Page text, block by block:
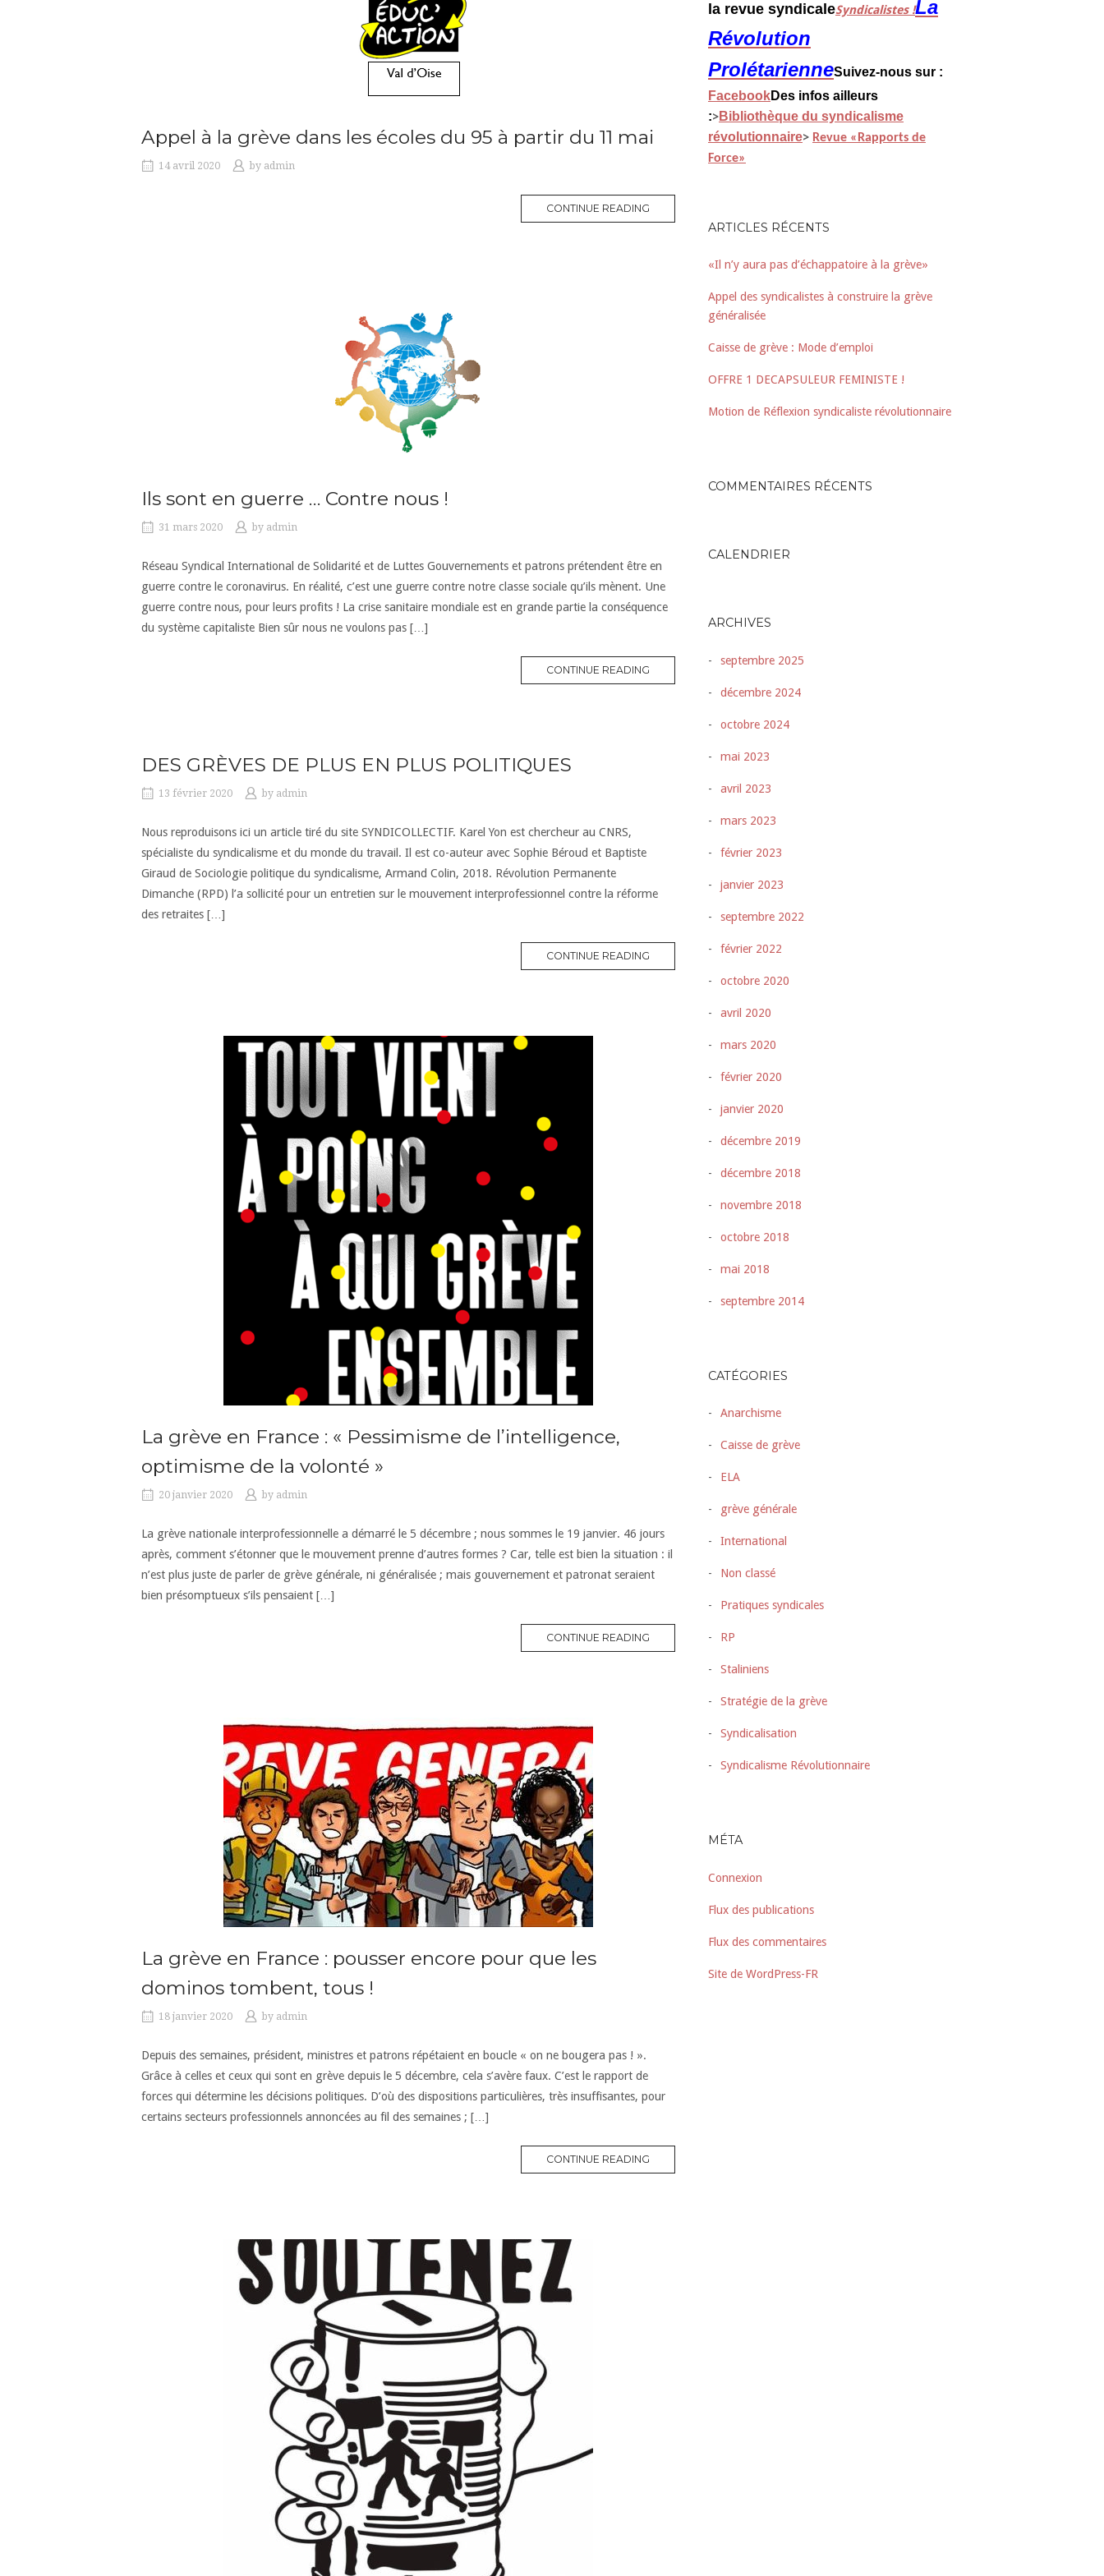
Appel à la grève dans les écoles du 95 à partir du 11 mai
14 avril 2020 by admin
CONTINUE READING
Ils sont en guerre … Contre nous !
31 mars 2020 by admin
Réseau Syndical International de Solidarité et de Luttes Gouvernements et patrons prétendent être en
guerre contre le coronavirus. En réalité, c’est une guerre contre notre classe sociale qu’ils mènent. Une
guerre contre nous, pour leurs profits ! La crise sanitaire mondiale est en grande partie la conséquence
du système capitaliste Bien sûr nous ne voulons pas […]
CONTINUE READING
DES GRÈVES DE PLUS EN PLUS POLITIQUES
13 février 2020 by admin
Nous reproduisons ici un article tiré du site SYNDICOLLECTIF. Karel Yon est chercheur au CNRS,
spécialiste du syndicalisme et du monde du travail. Il est co-auteur avec Sophie Béroud et Baptiste
Giraud de Sociologie politique du syndicalisme, Armand Colin, 2018. Révolution Permanente
Dimanche (RPD) l’a sollicité pour un entretien sur le mouvement interprofessionnel contre la réforme
des retraites […]
CONTINUE READING
La grève en France : « Pessimisme de l’intelligence,
optimisme de la volonté »
20 janvier 2020 by admin
La grève nationale interprofessionnelle a démarré le 5 décembre ; nous sommes le 19 janvier. 46 jours
après, comment s’étonner que le mouvement prenne d’autres formes ? Car, telle est bien la situation : il
n’est plus juste de parler de grève générale, ni généralisée ; mais gouvernement et patronat seraient
bien présomptueux s’ils pensaient […]
CONTINUE READING
La grève en France : pousser encore pour que les
dominos tombent, tous !
18 janvier 2020 by admin
Depuis des semaines, président, ministres et patrons répétaient en boucle « on ne bougera pas ! ».
Grâce à celles et ceux qui sont en grève depuis le 5 décembre, cela s’avère faux. C’est le rapport de
forces qui détermine les décisions politiques. D’où des dispositions particulières, très insuffisantes, pour
certains secteurs professionnels annoncées au fil des semaines ; […]
CONTINUE READING
la revue syndicaleSyndicalistes !La
Révolution
ProlétarienneSuivez-nous sur :
FacebookDes infos ailleurs
:>Bibliothèque du syndicalisme
révolutionnaire> Revue «Rapports de
Force»
ARTICLES RÉCENTS
«Il n’y aura pas d’échappatoire à la grève»
Appel des syndicalistes à construire la grève
généralisée
Caisse de grève : Mode d’emploi
OFFRE 1 DECAPSULEUR FEMINISTE !
Motion de Réflexion syndicaliste révolutionnaire
COMMENTAIRES RÉCENTS
CALENDRIER
ARCHIVES
septembre 2025
décembre 2024
octobre 2024
mai 2023
avril 2023
mars 2023
février 2023
janvier 2023
septembre 2022
février 2022
octobre 2020
avril 2020
mars 2020
février 2020
janvier 2020
décembre 2019
décembre 2018
novembre 2018
octobre 2018
mai 2018
septembre 2014
CATÉGORIES
Anarchisme
Caisse de grève
ELA
grève générale
International
Non classé
Pratiques syndicales
RP
Staliniens
Stratégie de la grève
Syndicalisation
Syndicalisme Révolutionnaire
MÉTA
Connexion
Flux des publications
Flux des commentaires
Site de WordPress-FR